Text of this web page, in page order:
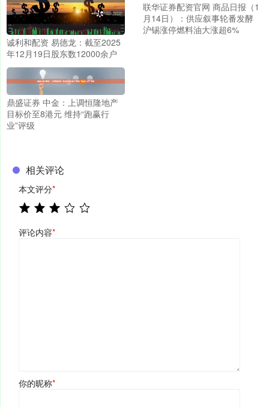
诚利和配资 易德龙：截至2025
年12月19日股东数12000余户
联华证券配资官网 商品日报（1
月14日）：供应叙事轮番发酵
沪锡涨停燃料油大涨超6%
鼎盛证券 中金：上调恒隆地产
目标价至8港元 维持“跑赢行
业”评级
相关评论
本文评分*
评论内容*
你的昵称*